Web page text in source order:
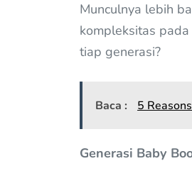
Munculnya lebih
kompleksitas
tiap generasi?
Baca : 5
Generasi Baby